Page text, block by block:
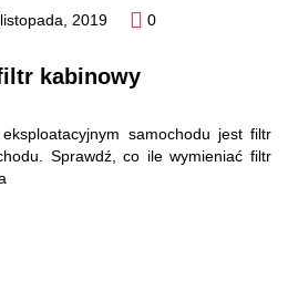
2019 0
kabinowy
samochodu jest filtr
Sprawdź, co ile wymieniać filtr